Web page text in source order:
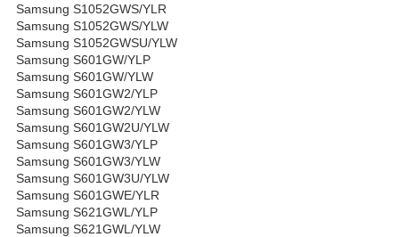
Samsung S1052GWS/YLR
Samsung S1052GWS/YLW
Samsung S1052GWSU/YLW
Samsung S601GW/YLP
Samsung S601GW/YLW
Samsung S601GW2/YLP
Samsung S601GW2/YLW
Samsung S601GW2U/YLW
Samsung S601GW3/YLP
Samsung S601GW3/YLW
Samsung S601GW3U/YLW
Samsung S601GWE/YLR
Samsung S621GWL/YLP
Samsung S621GWL/YLW